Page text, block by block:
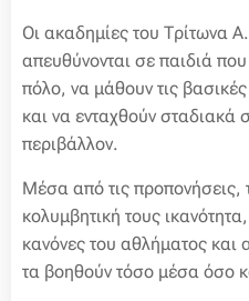
Οι ακαδημίες του Τρίτωνα
απευθύνονται σε παιδιά
πόλο, να μάθουν τις
και να ενταχθούν σταδιακά
περιβάλλον.
Μέσα από τις προπονήσεις,
κολυμβητική τους
κανόνες του αθλήματος και
τα βοηθούν τόσο μέσα όσο